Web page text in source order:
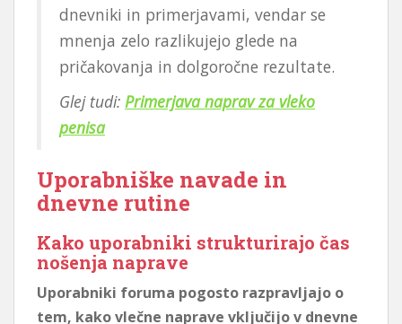
dnevniki in primerjavami, vendar se
mnenja zelo razlikujejo glede na
pričakovanja in dolgoročne rezultate.
Glej tudi: Primerjava naprav za vleko
penisa
Uporabniške navade in
dnevne rutine
Kako uporabniki strukturirajo čas
nošenja naprave
Uporabniki foruma pogosto razpravljajo o
tem, kako vlečne naprave vključijo v dnevne